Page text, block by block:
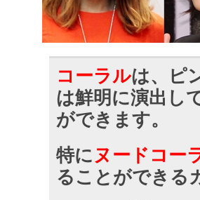
コー​​ラルは、ピ
は鮮明に演出し
ができます。
特に ヌードコー
ることができる